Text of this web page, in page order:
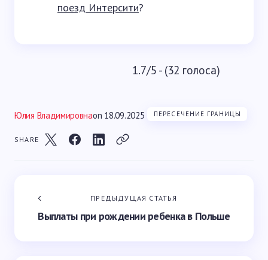
поезд Интерсити?
1.7/5 - (32 голоса)
Юлия Владимировнаon 18.09.2025 ПЕРЕСЕЧЕНИЕ ГРАНИЦЫ
SHARE
ПРЕДЫДУЩАЯ СТАТЬЯ
Выплаты при рождении ребенка в Польше